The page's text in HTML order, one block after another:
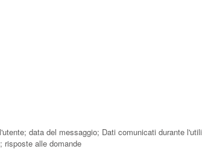
data del messaggio; Dati comunicati durante
risposte alle domande